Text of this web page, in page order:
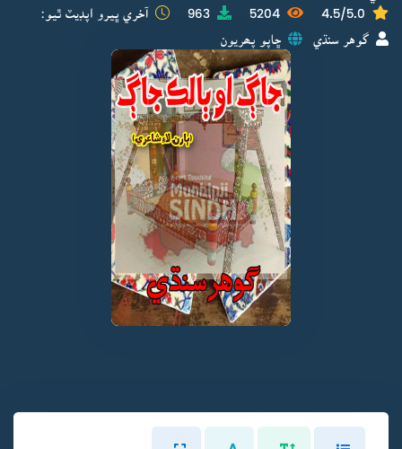
4.5/5.0
5204
963 آخري ڀيرو اپڊيٽ ٿيو:
گوهر سنڌي ڇاپو پھريون